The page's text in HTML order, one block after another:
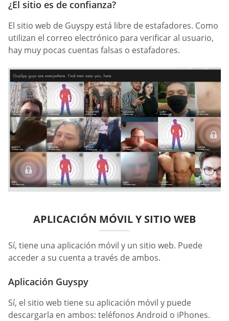
¿El sitio es de confianza?
El sitio web de Guyspy está libre de estafadores. Como
utilizan el correo electrónico para verificar al usuario,
hay muy pocas cuentas falsas o estafadores.
APLICACIÓN MÓVIL Y SITIO WEB
Sí, tiene una aplicación móvil y un sitio web. Puede
acceder a su cuenta a través de ambos.
Aplicación Guyspy
Sí, el sitio web tiene su aplicación móvil y puede
descargarla en ambos: teléfonos Android o iPhones.